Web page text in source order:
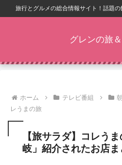
旅行とグルメの総合情報サイト！話題
グレンの旅
ホーム テレビ番組
レうまの旅
【旅サラダ】コレう
岐」紹介されたお店ま